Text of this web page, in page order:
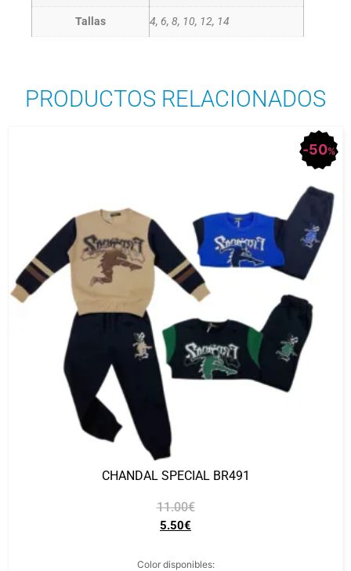
Tallas 4, 6, 8, 10, 12, 14
PRODUCTOS RELACIONADOS
50%
CHANDAL SPECIAL BR491
11.00€
5.50€
Color disponibles: